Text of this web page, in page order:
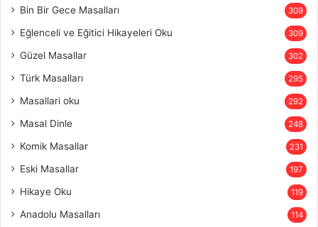
Bin Bir Gece Masalları 309
Eğlenceli ve Eğitici Hikayeleri Oku 309
Güzel Masallar 302
Türk Masalları 295
Masallari oku 292
Masal Dinle 248
Komik Masallar 231
Eski Masallar 197
Hikaye Oku 119
Anadolu Masalları 114